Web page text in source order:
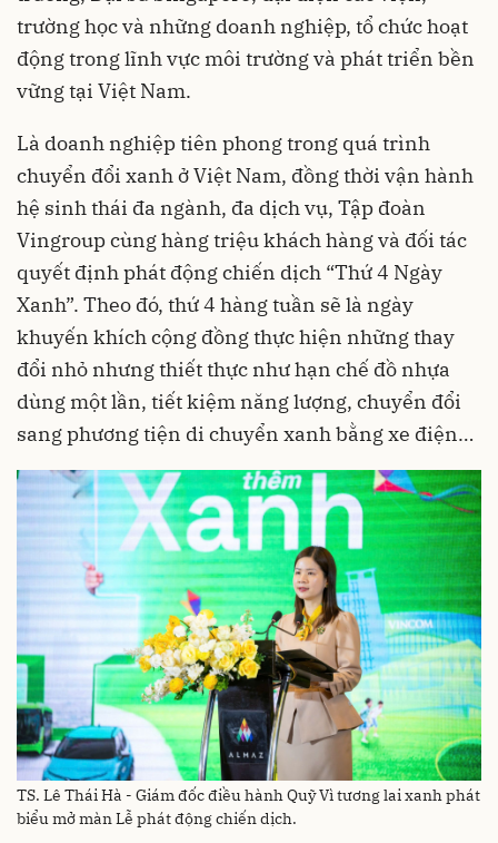
trường học và những doanh nghiệp, tổ chức hoạt
động trong lĩnh vực môi trường và phát triển bền
vững tại Việt Nam.
Là doanh nghiệp tiên phong trong quá trình
chuyển đổi xanh ở Việt Nam, đồng thời vận hành
hệ sinh thái đa ngành, đa dịch vụ, Tập đoàn
Vingroup cùng hàng triệu khách hàng và đối tác
quyết định phát động chiến dịch “Thứ 4 Ngày
Xanh”. Theo đó, thứ 4 hàng tuần sẽ là ngày
khuyến khích cộng đồng thực hiện những thay
đổi nhỏ nhưng thiết thực như hạn chế đồ nhựa
dùng một lần, tiết kiệm năng lượng, chuyển đổi
sang phương tiện di chuyển xanh bằng xe điện…
TS. Lê Thái Hà - Giám đốc điều hành Quỹ Vì tương lai xanh phát
biểu mở màn Lễ phát động chiến dịch.